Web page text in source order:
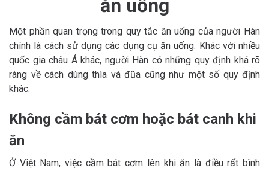
ăn uống
Một phần quan trọng trong quy tắc ăn uống của người Hàn
chính là cách sử dụng các dụng cụ ăn uống. Khác với nhiều
quốc gia châu Á khác, người Hàn có những quy định khá rõ
ràng về cách dùng thìa và đũa cũng như một số quy định
khác.
Không cầm bát cơm hoặc bát canh khi
ăn
Ở Việt Nam, việc cầm bát cơm lên khi ăn là điều rất bình